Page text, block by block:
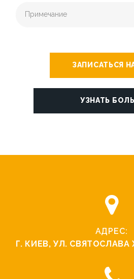
ЗАПИСАТЬСЯ
УЗНАТЬ
АДРЕС:
Г. КИЕВ, УЛ.